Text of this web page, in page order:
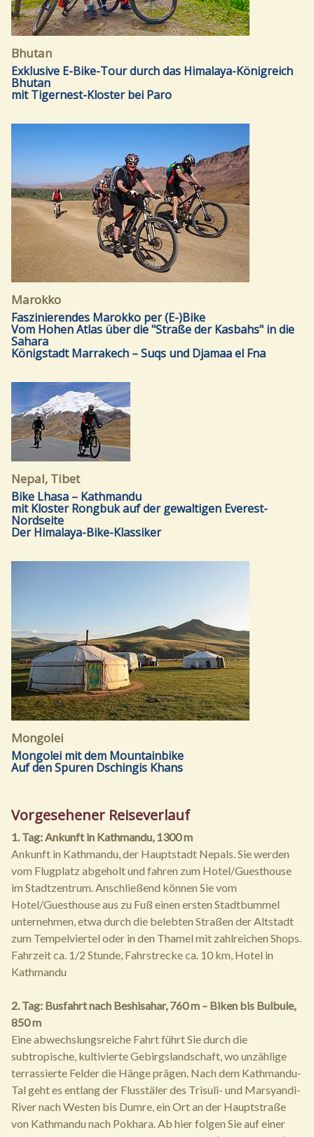
Bhutan
Exklusive E-Bike-Tour durch das Himalaya-Königreich
Bhutan
mit Tigernest-Kloster bei Paro
Marokko
Faszinierendes Marokko per (E-)Bike
Vom Hohen Atlas über die "Straße der Kasbahs" in die
Sahara
Königstadt Marrakech – Suqs und Djamaa el Fna
Nepal, Tibet
Bike Lhasa – Kathmandu
mit Kloster Rongbuk auf der gewaltigen Everest-
Nordseite
Der Himalaya-Bike-Klassiker
Mongolei
Mongolei mit dem Mountainbike
Auf den Spuren Dschingis Khans
Vorgesehener Reiseverlauf
1. Tag: Ankunft in Kathmandu, 1300 m
Ankunft in Kathmandu, der Hauptstadt Nepals. Sie werden
vom Flugplatz abgeholt und fahren zum Hotel/Guesthouse
im Stadtzentrum. Anschließend können Sie vom
Hotel/Guesthouse aus zu Fuß einen ersten Stadtbummel
unternehmen, etwa durch die belebten Straßen der Altstadt
zum Tempelviertel oder in den Thamel mit zahlreichen Shops.
Fahrzeit ca. 1/2 Stunde, Fahrstrecke ca. 10 km, Hotel in
Kathmandu
2. Tag: Busfahrt nach Beshisahar, 760 m – Biken bis Bulbule,
850 m
Eine abwechslungsreiche Fahrt führt Sie durch die
subtropische, kultivierte Gebirgslandschaft, wo unzählige
terrassierte Felder die Hänge prägen. Nach dem Kathmandu-
Tal geht es entlang der Flusstäler des Trisuli- und Marsyandi-
River nach Westen bis Dumre, ein Ort an der Hauptstraße
von Kathmandu nach Pokhara. Ab hier folgen Sie auf einer